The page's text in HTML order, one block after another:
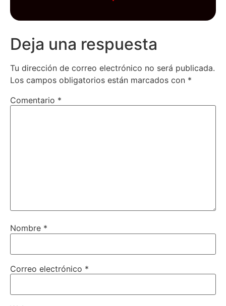
Deja una respuesta
Tu dirección de correo electrónico no será publicada.
Los campos obligatorios están marcados con *
Comentario *
Nombre *
Correo electrónico *